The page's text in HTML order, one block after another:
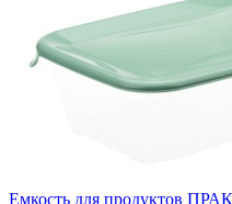
Емкость для продуктов